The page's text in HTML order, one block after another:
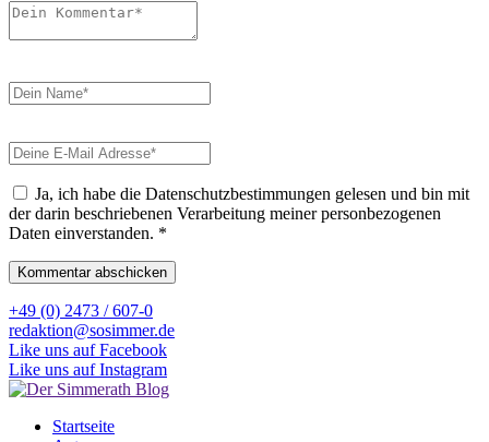
Ja, ich habe die Datenschutzbestimmungen gelesen und bin mit
der darin beschriebenen Verarbeitung meiner personbezogenen
Daten einverstanden. *
+49 (0) 2473 / 607-0
redaktion@sosimmer.de
Like uns auf Facebook
Like uns auf Instagram
Startseite